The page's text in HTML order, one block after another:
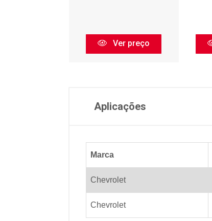
Ver preço
Aplicações
Marca
Chevrolet
Chevrolet